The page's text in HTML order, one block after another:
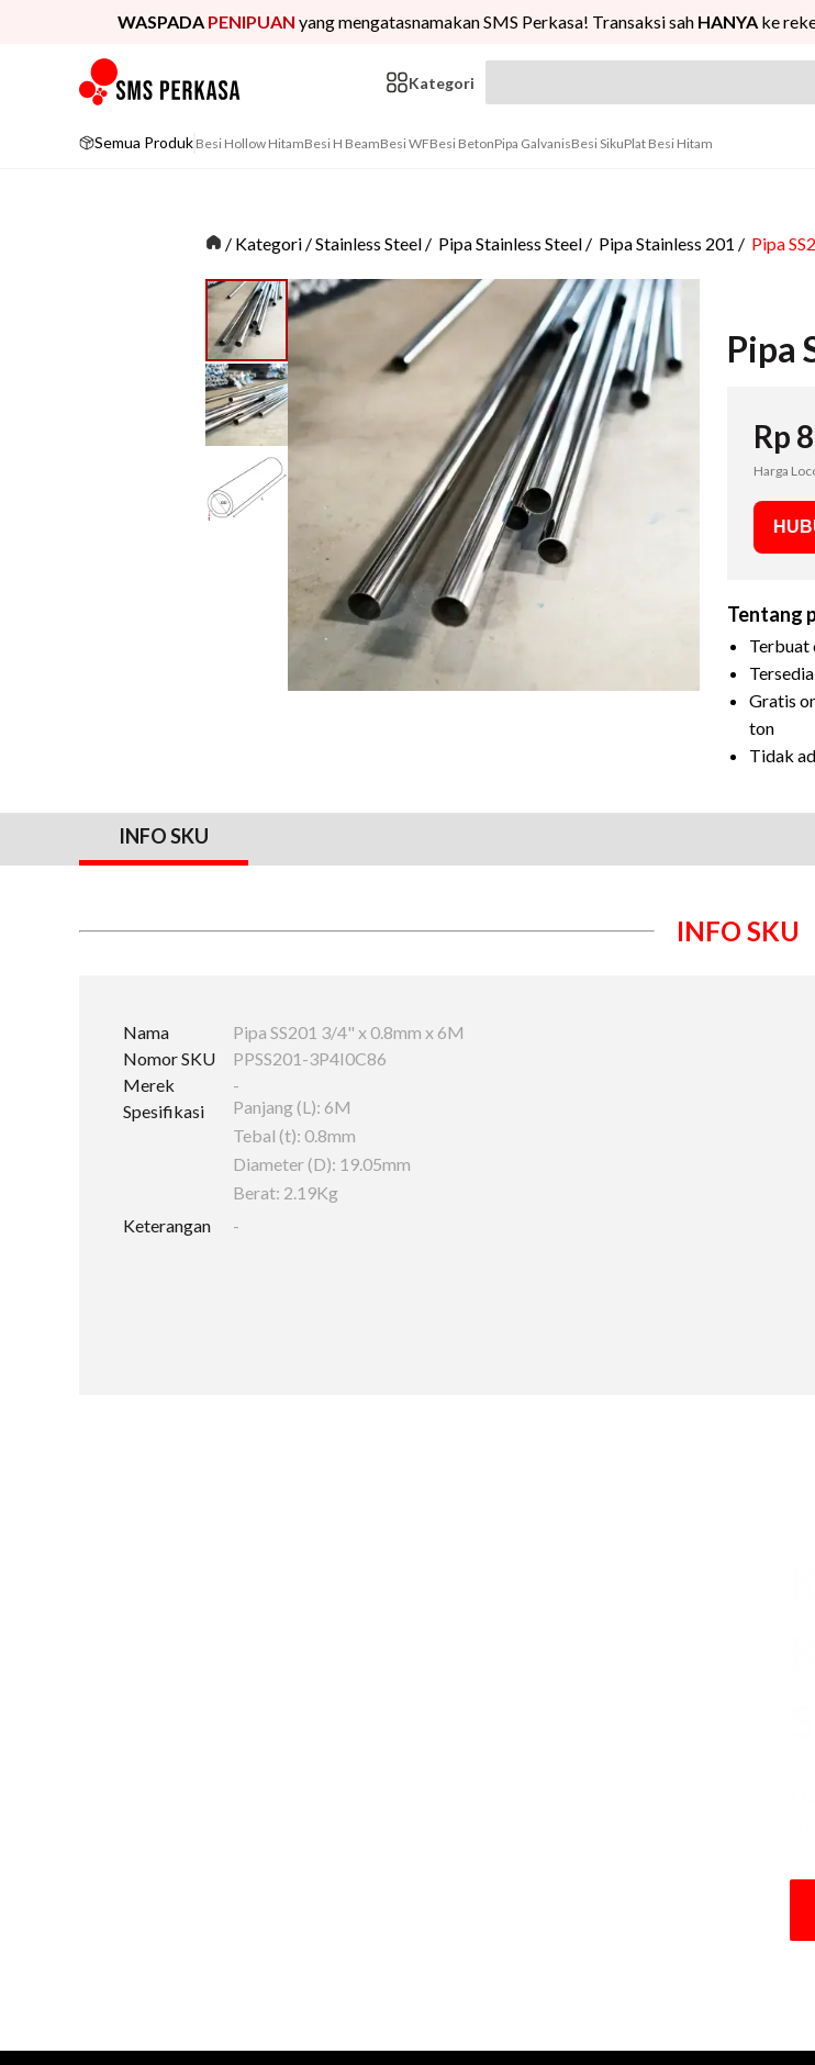
WASPADA PENIPUAN yang mengatasnamakan SMS Perkasa! Transaksi sah HANYA ke
Kategori
Semua Produk Besi Hollow HitamBesi H BeamBesi WFBesi BetonPipa GalvanisBesi SikuPlat Besi Hitam
/ Kategori /Stainless Steel/ Pipa Stainless Steel/ Pipa Stainless 201 / Pipa
Pipa
Rp
Harga
Tentang
Terbuat
Gratis
ton
Tidak
INFO SKU
INFO SKU
Nama
Pipa SS201 3/4" x 0.8mm x 6M
Nomor SKU
PPSS201-3P4I0C86
Merek
-
Spesifikasi
Panjang (L): 6M
Tebal (t): 0.8mm
Diameter (D): 19.05mm
Berat: 2.19Kg
Keterangan
-